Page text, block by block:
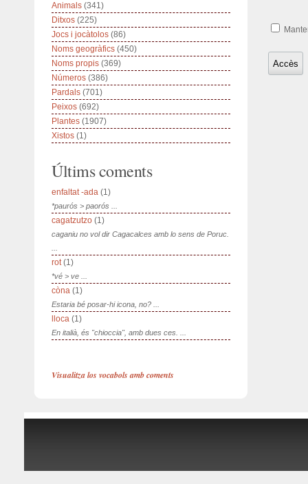
Animals (341)
Ditxos (225)
Jocs i jocàtolos (86)
Noms geogràfics (450)
Noms propis (369)
Números (386)
Pardals (701)
Peixos (692)
Plantes (1907)
Xistos (1)
Últims coments
enfaltat -ada (1)
*paurós > paorós ...
cagatzutzo (1)
caganiu no vol dir Cagacalces amb lo sens de Poruc.
rot(1)
*vé > ve ...
còna (1)
Estaria bé posar-hi icona, no? ...
lloca (1)
En italià, és "chioccia", amb dues ces. ...
Visualitza los vocabols amb coments